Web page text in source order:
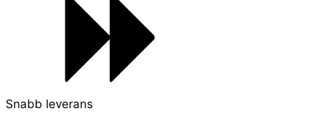
Snabb leverans